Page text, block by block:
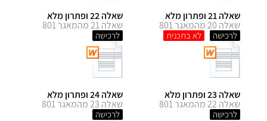
שאלה 21 ופתרון מלא
שאלה 20 מהמאגר 801
לרכישה
שאלה 22 ופתרון מלא
שאלה 21 מהמאגר 801
לרכישה
שאלה 23 ופתרון מלא
שאלה 22 מהמאגר 801
לרכישה
שאלה 24 ופתרון מלא
שאלה 23 מהמאגר 801
לרכישה